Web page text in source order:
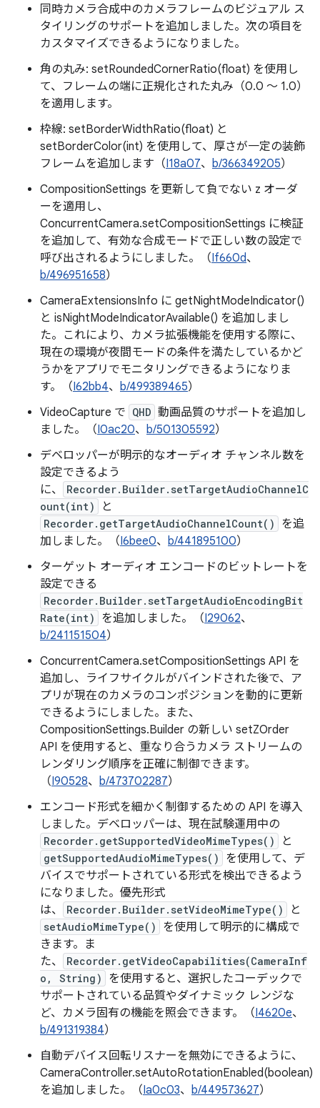
同時カメラ合成中のカメラフレームのビジュアル ス
タイリングのサポートを追加しました。次の項目を
カスタマイズできるようになりました。
角の丸み: setRoundedCornerRatio(float) を使用し
て、フレームの端に正規化された丸み（0.0 ～ 1.0）
を適用します。
枠線: setBorderWidthRatio(float) と
setBorderColor(int) を使用して、厚さが一定の装飾
フレームを追加します（I18a07、 b/366349205）
CompositionSettings を更新して負でない z オーダ
ーを適用し、
ConcurrentCamera.setCompositionSettings に検証
を追加して、有効な合成モードで正しい数の設定で
呼び出されるようにしました。（If660d、
b/496951658）
CameraExtensionsInfo に getNightModeIndicator()
と isNightModeIndicatorAvailable() を追加しまし
た。これにより、カメラ拡張機能を使用する際に、
現在の環境が夜間モードの条件を満たしているかど
うかをアプリでモニタリングできるようになりま
す。（I62bb4、 b/499389465）
VideoCapture で QHD 動画品質のサポートを追加し
ました。（I0ac20、 b/501305592）
デベロッパーが明示的なオーディオ チャンネル数を
設定できるよう
に、
Recorder.Builder.setTargetAudioChannelC
ount(int)
と
Recorder.getTargetAudioChannelCount()
を追
加しました。（I6bee0、 b/441895100）
ターゲット オーディオ エンコードのビットレートを
設定できる
Recorder.Builder.setTargetAudioEncodingBit
Rate(int)
を追加しました。（I29062、
b/241151504）
ConcurrentCamera.setCompositionSettings API を
追加し、ライフサイクルがバインドされた後で、ア
プリが現在のカメラのコンポジションを動的に更新
できるようにしました。また、
CompositionSettings.Builder の新しい setZOrder
API を使用すると、重なり合うカメラ ストリームの
レンダリング順序を正確に制御できます。
（I90528、 b/473702287）
エンコード形式を細かく制御するための API を導入
しました。デベロッパーは、現在試験運用中の
Recorder.getSupportedVideoMimeTypes() と
getSupportedAudioMimeTypes()
を使用して、デ
バイスでサポートされている形式を検出できるよう
になりました。優先形式
は、
Recorder.Builder.setVideoMimeType() と
setAudioMimeType()
を使用して明示的に構成で
きます。ま
た、
Recorder.getVideoCapabilities(CameraInf
o, String)
を使用すると、選択したコーデックで
サポートされている品質やダイナミック レンジな
ど、カメラ固有の機能を照会できます。（I4620e、
b/491319384）
自動デバイス回転リスナーを無効にできるように、
CameraController.setAutoRotationEnabled(boolean)
を追加しました。（Ia0c03、 b/449573627）